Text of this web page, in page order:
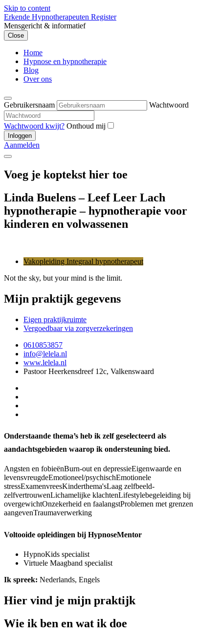
Skip to content
Erkende Hypnotherapeuten Register
Mensgericht & informatief
Close
Home
Hypnose en hypnotherapie
Blog
Over ons
Gebruikersnaam Wachtwoord
Wachtwoord kwijt? Onthoud mij
Aanmelden
Voeg je koptekst hier toe
Linda Buelens – Leef Leer Lach
hypnotherapie – hypnotherapie voor
kinderen en volwassenen
Vakopleiding Integraal hypnotherapeut
Not the sky, but your mind is the limit.
Mijn praktijk gegevens
Eigen praktijkruimte
Vergoedbaar via zorgverzekeringen
0610853857
info@lelela.nl
www.lelela.nl
Pastoor Heerkensdreef 12c, Valkenswaard
Onderstaande thema’s heb ik zelf geselecteerd als
aandachtsgebieden waarop ik ondersteuning bied.
Angsten en fobieënBurn-out en depressieEigenwaarde en
levensvreugdeEmotioneel/psychischEmotionele
stressExamenvreesKinderthema'sLaag zelfbeeld-
zelfvertrouwenLichamelijke klachtenLifestylebegeleiding bij
overgewichtOnzekerheid en faalangstProblemen met grenzen
aangevenTraumaverwerking
Voltooide opleidingen bij HypnoseMentor
HypnoKids specialist
Virtuele Maagband specialist
Ik spreek: Nederlands, Engels
Hier vind je mijn praktijk
Wie ik ben en wat ik doe